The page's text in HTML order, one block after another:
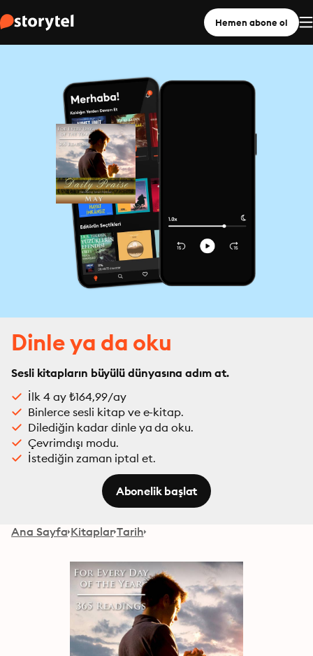
Hemen abone ol
Dinle ya da oku
Sesli kitapların büyülü dünyasına adım at.
İlk 4 ay ₺164,99/ay
Binlerce sesli kitap ve e-kitap.
Dilediğin kadar dinle ya da oku.
Çevrimdışı modu.
İstediğin zaman iptal et.
Abonelik başlat
Ana Sayfa Kitaplar Tarih